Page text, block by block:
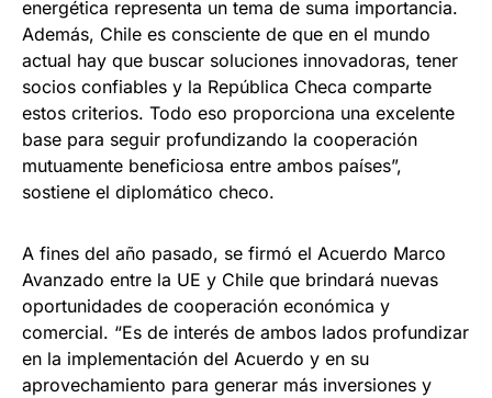
energética representa un tema de suma importancia.
Además, Chile es consciente de que en el mundo
actual hay que buscar soluciones innovadoras, tener
socios confiables y la República Checa comparte
estos criterios. Todo eso proporciona una excelente
base para seguir profundizando la cooperación
mutuamente beneficiosa entre ambos países”,
sostiene el diplomático checo.
A fines del año pasado, se firmó el Acuerdo Marco
Avanzado entre la UE y Chile que brindará nuevas
oportunidades de cooperación económica y
comercial. “Es de interés de ambos lados profundizar
en la implementación del Acuerdo y en su
aprovechamiento para generar más inversiones y